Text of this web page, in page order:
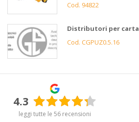
Cod. 94822
Distributori per carta
Cod. CGPUZ0.5.16
4.3
leggi tutte le 56 recensioni